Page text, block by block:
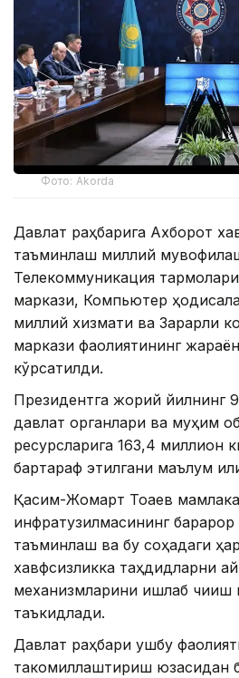
Фото: Akorda
Давлат раҳбарига Ахборот
таъминлаш миллий
Телекоммуникация
маркази, Компьютер
миллий хизмати ва Зарарли
маркази фаолиятининг
кўрсатилди.
Президентга жорий йилнинг
давлат органлари ва муҳим
ресурсларига 163,4 миллион
бартараф этилгани маълум
Қасим-Жомарт Тоқаев
инфратузилмасининг
таъминлаш ва бу соҳадаги ҳар
хавфсизликка таҳдидларни
механизмларини ишлаб чиқиш
таъкидлади.
Давлат раҳбари ушбу
такомиллаштириш юзасидан